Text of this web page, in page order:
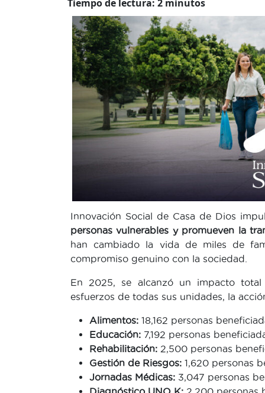
Tiempo de lectura: 2 minutos
Innovación Social de Casa de Dios
personas vulnerables y promueven la
han cambiado la vida de miles de
compromiso genuino con la sociedad.
En 2025, se alcanzó un impacto
esfuerzos de todas sus unidades, la
Alimentos: 18,162 personas
Educación: 7,192 personas
Rehabilitación: 2,500 personas
Gestión de Riesgos: 1,620 personas
Jornadas Médicas: 3,047 personas